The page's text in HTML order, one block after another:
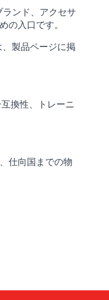
ンド、アクセサ
の入口です。
製品ページに掲
換性、トレーニ
仕向国までの物